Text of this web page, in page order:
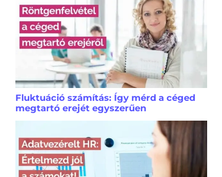
Fluktuáció számítás: Így mérd a céged
megtartó erejét egyszerűen